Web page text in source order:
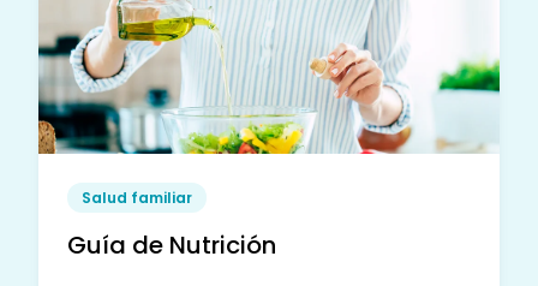
Salud familiar
Guía de Nutrición